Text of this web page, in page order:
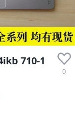
710-1
0